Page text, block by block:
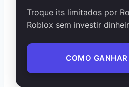
Troque its limitados por
Roblox sem investir
COMO GANHAR